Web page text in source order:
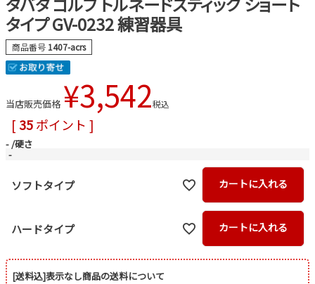
タイプ GV-0232 練習器具
商品番号 1407-acrs
当店販売価格 ¥3,542税込
[35ポイント ]
- 硬さ
-
ソフトタイプ カートに入れる
ハードタイプ カートに入れる
[送料込]表示なし商品の送料について